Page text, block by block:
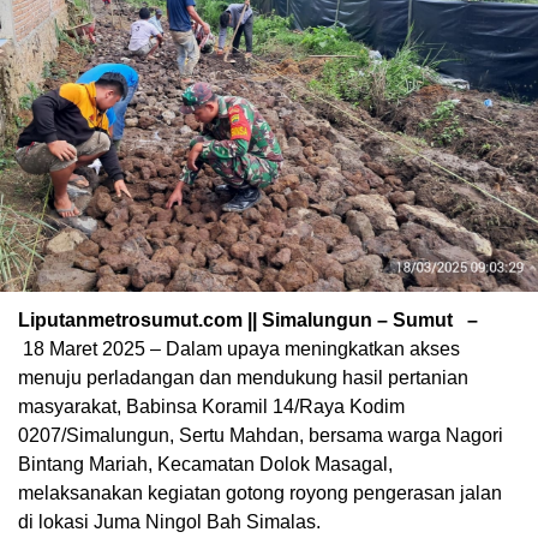
Liputanmetrosumut.com || Simalungun – Sumut –
18 Maret 2025 – Dalam upaya meningkatkan akses
menuju perladangan dan mendukung hasil pertanian
masyarakat, Babinsa Koramil 14/Raya Kodim
0207/Simalungun, Sertu Mahdan, bersama warga Nagori
Bintang Mariah, Kecamatan Dolok Masagal,
melaksanakan kegiatan gotong royong pengerasan jalan
di lokasi Juma Ningol Bah Simalas.